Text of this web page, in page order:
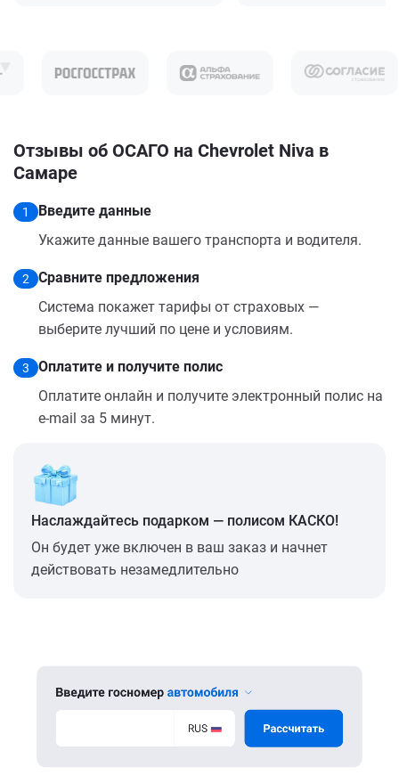
Отзывы об ОСАГО на Chevrolet Niva в
Самаре
1
Введите данные
Укажите данные вашего транспорта и водителя.
2
Сравните предложения
Система покажет тарифы от страховых —
выберите лучший по цене и условиям.
3
Оплатите и получите полис
Оплатите онлайн и получите электронный полис на
e-mail за 5 минут.
Наслаждайтесь подарком — полисом КАСКО!
Он будет уже включен в ваш заказ и начнет
действовать незамедлительно